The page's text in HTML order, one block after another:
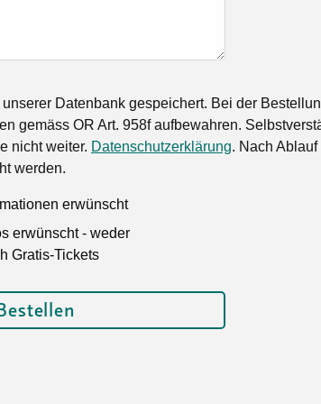
unserer Datenbank gespeichert. Bei der
gemäss OR Art. 958f aufbewahren.
nicht weiter. Datenschutzerklärung. Nach
werden.
erwünscht
erwünscht - weder
Gratis-Tickets